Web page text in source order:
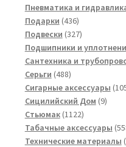
товар
Пневматика и
Подарки 436436
товаров
Подвески 327327
товаров
Подшипники и
Сантехника и
Серьги 488488
товаров
Сигарные аксессуары
Сицилийский Дом 99
Стьюмак 11221122
товара
Табачные аксессуары
Технические материалы